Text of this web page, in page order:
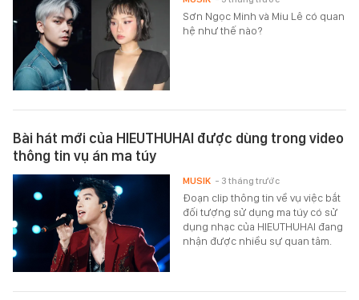
Sơn Ngọc Minh và Miu Lê có quan
hệ như thế nào?
Bài hát mới của HIEUTHUHAI được dùng trong video
thông tin vụ án ma túy
Đoạn clip thông tin về vụ việc bắt
đối tượng sử dụng ma túy có sử
dụng nhạc của HIEUTHUHAI đang
nhận được nhiều sự quan tâm.
MUSIK - 3 tháng trước